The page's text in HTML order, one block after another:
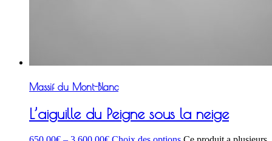
Massif du Mont-Blanc
L’aiguille du Peigne sous la neige